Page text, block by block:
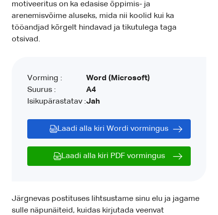
motiveeritus on ka edasise õppimis- ja
arenemisvõime aluseks, mida nii koolid kui ka
tööandjad kõrgelt hindavad ja tikutulega taga
otsivad.
Vorming :
Suurus :
Isikupärastatav :
Word (Microsoft)
A4
Jah
Laadi alla kiri Wordi vormingus
Laadi alla kiri PDF vormingus
Järgnevas postituses lihtsustame sinu elu ja jagame
sulle näpunäiteid, kuidas kirjutada veenvat